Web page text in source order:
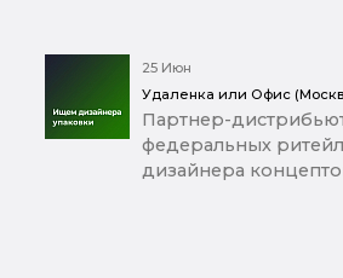
25 Июн
Удаленка или Офис
Партнер-
федеральных
дизайнера